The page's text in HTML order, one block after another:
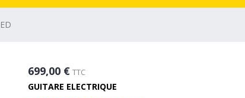
699,00 € TTC
GUITARE ELECTRIQUE